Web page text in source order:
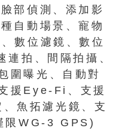
部偵測、添加影
自動場景、寵物
數位濾鏡、數位
拍、間隔拍攝、
圍曝光、自動對
援Eye-Fi、支援
魚拓濾光鏡、支
限WG-3 GPS)